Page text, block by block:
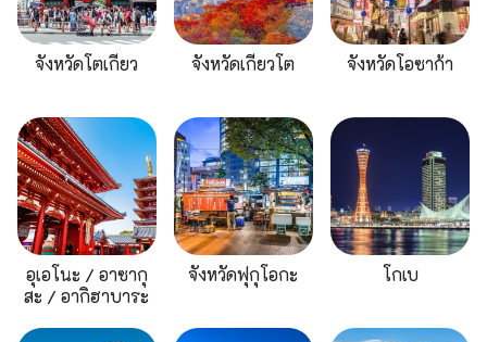
จังหวัดโตเกียว จังหวัดเกียวโต จังหวัดโอซาก้า
อุเอโนะ / อาซากุ
สะ / อากิฮาบาระ
จังหวัดฟุกุโอกะ โกเบ